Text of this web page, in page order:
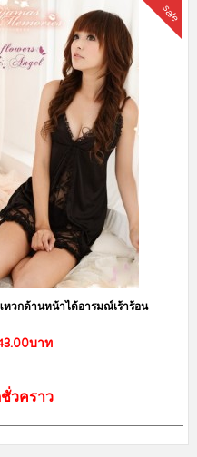
sale
วกด้านหน้าได้อารมณ์เร้าร้อน
บาท
วคราว